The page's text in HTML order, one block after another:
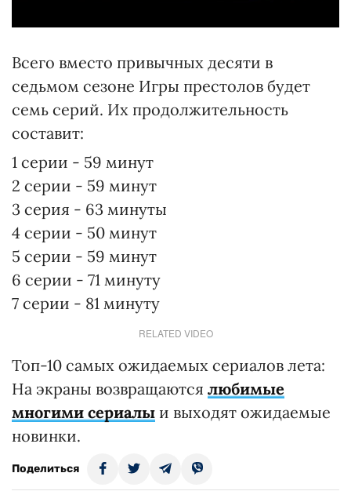
Всего вместо привычных десяти в
седьмом сезоне Игры престолов будет
семь серий. Их продолжительность
составит:
1 серии - 59 минут
2 серии - 59 минут
3 серия - 63 минуты
4 серии - 50 минут
5 серии - 59 минут
6 серии - 71 минуту
7 серии - 81 минуту
RELATED VIDEO
Топ-10 самых ожидаемых сериалов лета:
На экраны возвращаются любимые
многими сериалы и выходят ожидаемые
новинки.
Поделиться